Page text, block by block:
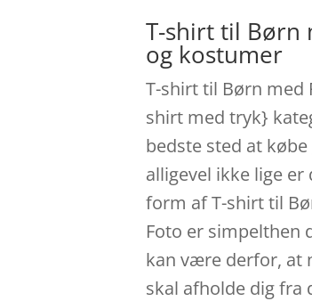
T-shirt til Børn
og kostumer
T-shirt til Børn med
shirt med tryk}
bedste sted at
alligevel ikke lige
form af T-shirt til
Foto er simpelthen
kan være derfor, at
skal afholde dig fra